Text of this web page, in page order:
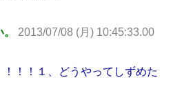
2013/07/08 (月) 10:45:33.00
！！１、どうやってしずめた